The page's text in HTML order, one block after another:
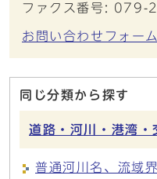
ファクス番号:
お問い合わせフォーム
同じ分類から探す
道路・河川・港湾・
普通河川名、流域